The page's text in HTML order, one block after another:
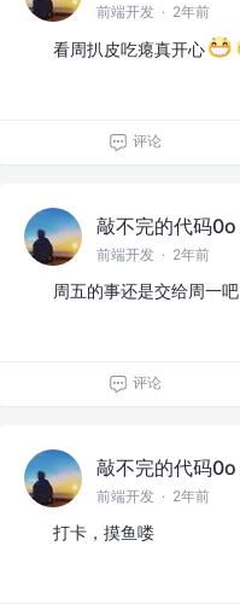
前端开发 · 2年前
看周扒皮吃瘪真开心
评论
敲不完的代码0o
前端开发 · 2年前
周五的事还是交给周一吧
评论
敲不完的代码0o
前端开发 · 2年前
打卡，摸鱼喽